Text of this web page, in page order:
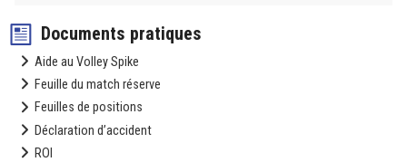
Documents pratiques
Aide au Volley Spike
Feuille du match réserve
Feuilles de positions
Déclaration d’accident
ROI